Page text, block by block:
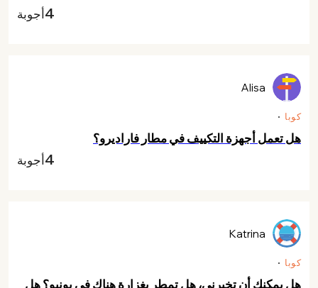
4أجوبة
كوبا
هل تعمل أجهزة التكييف في مطار فاراديرو؟
Alisa
4أجوبة
كوبا
هل يمكنك أن تخبرني، هل تمطر بغزارة هناك في يونيو؟ هل
Katrina